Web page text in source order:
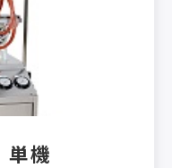
単機